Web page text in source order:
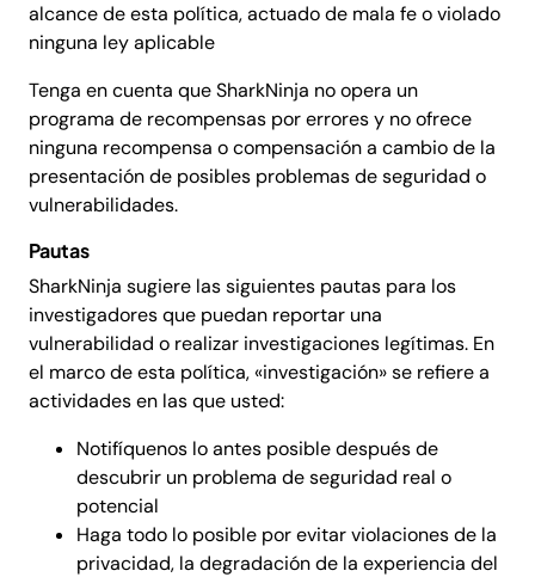
alcance de esta política, actuado de mala fe o violado
ninguna ley aplicable
Tenga en cuenta que SharkNinja no opera un
programa de recompensas por errores y no ofrece
ninguna recompensa o compensación a cambio de la
presentación de posibles problemas de seguridad o
vulnerabilidades.
Pautas
SharkNinja sugiere las siguientes pautas para los
investigadores que puedan reportar una
vulnerabilidad o realizar investigaciones legítimas. En
el marco de esta política, «investigación» se refiere a
actividades en las que usted:
Notifíquenos lo antes posible después de
descubrir un problema de seguridad real o
potencial
Haga todo lo posible por evitar violaciones de la
privacidad, la degradación de la experiencia del